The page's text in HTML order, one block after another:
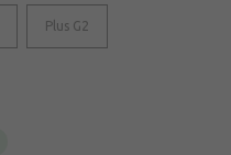
Plus G2